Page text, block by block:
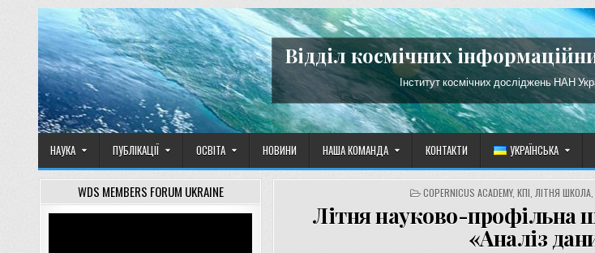
content
Відділ космічних
Інститут космічних досліджень НАН
НАУКА ПУБЛІКАЦІЇ ОСВІТА НОВИНИ НАША КОМАНДА КОНТАКТИ УКРАЇНСЬКА
POSTED
COPERNICUS ACADEMY, КПІ ЛІТНЯ ШКОЛА,
Літня науково-профільна
«Аналіз
WDS MEMBERS FORUM UKRAINE